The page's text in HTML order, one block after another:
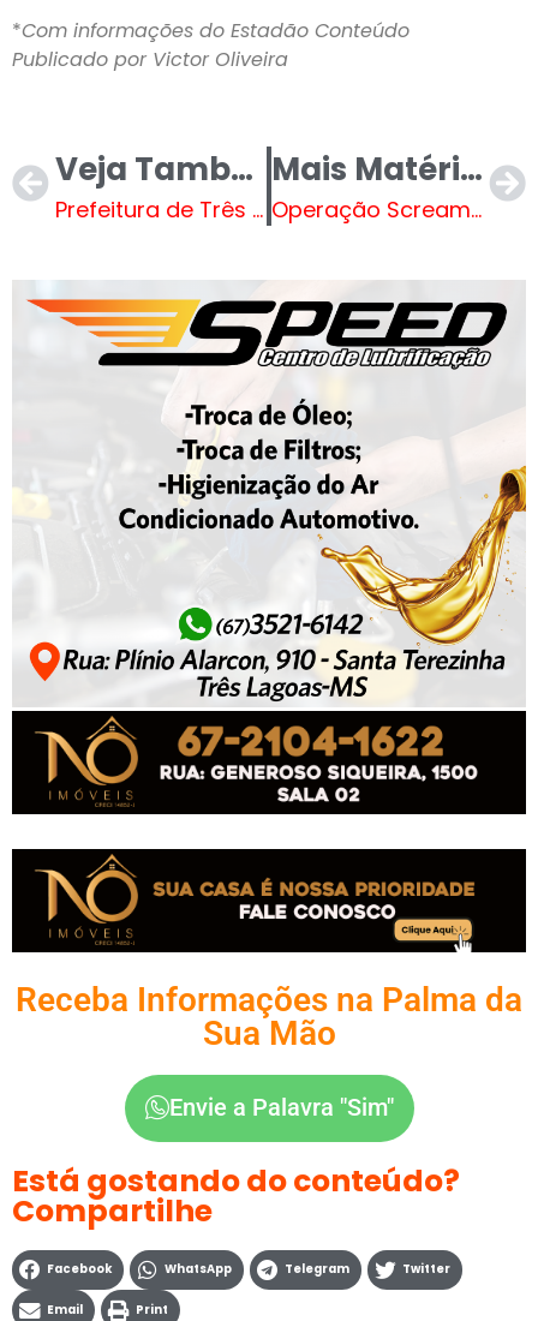
*Com informações do Estadão Conteúdo
Publicado por Victor Oliveira
Veja Também
Prefeitura de Três Lagoas conclui asfalto da Rua Coronel João Gonçalves de Oliveira
Mais Matérias
Operação Scream Fake prende 12 pessoas, incluíndo líderes de ONG, por vínculos com o PCC
Receba Informações na Palma da
Sua Mão
Envie a Palavra "Sim"
Está gostando do conteúdo?
Compartilhe
Facebook WhatsApp Telegram Twitter
Email Print